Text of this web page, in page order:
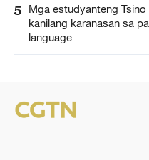
5
Mga estudyanteng
kanilang karanasan sa
language